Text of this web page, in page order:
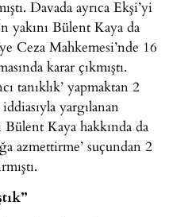
Davada ayrıca Ekşi’yi
yakını Bülent Kaya da
Ceza Mahkemesi’nde 16
karar çıkmıştı.
tanıklık’ yapmaktan 2
yargılanan
Bülent Kaya hakkında da
azmettirme’ suçundan 2